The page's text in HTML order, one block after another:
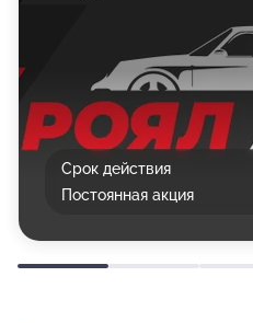
Срок действия
Постоянная акция